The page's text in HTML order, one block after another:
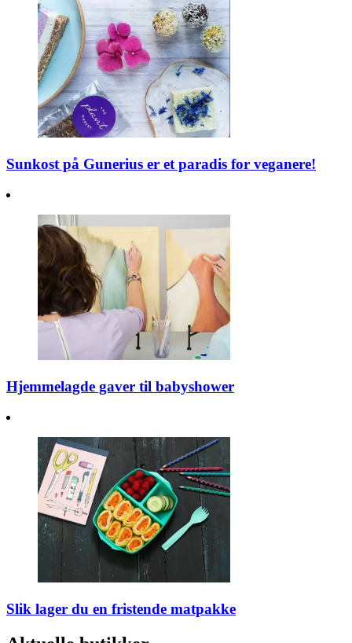
Sunkost på Gunerius er et paradis for veganere!
Hjemmelagde gaver til babyshower
Slik lager du en fristende matpakke